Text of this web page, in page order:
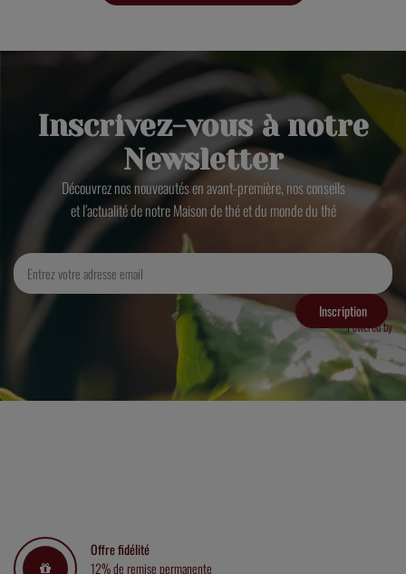
Inscrivez-vous à notre
Newsletter
Découvrez nos nouveautés en avant-première, nos conseils
et l’actualité de notre Maison de thé et du monde du thé
Powered by
Inscription
Offre fidélité
12% de remise permanente